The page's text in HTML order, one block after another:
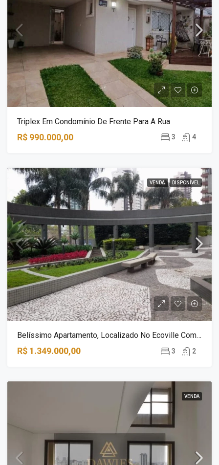
Triplex Em Condomínio De Frente Para A Rua
R$ 990.000,00 3 4
VENDA DISPONÍVEL
Belíssimo Apartamento, Localizado No Ecoville Com Uma Magnífica Vista!
R$ 1.349.000,00 3 2
VENDA